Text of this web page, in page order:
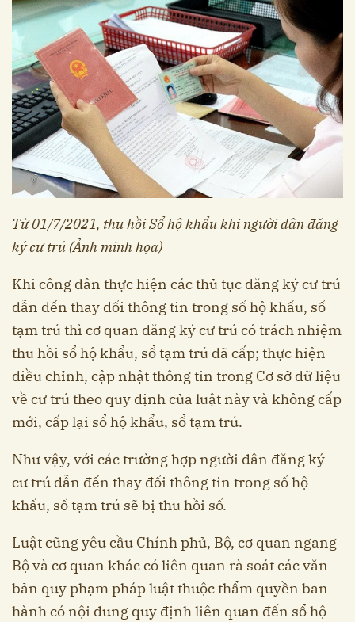
Từ 01/7/2021, thu hồi Sổ hộ khẩu khi người dân đăng
ký cư trú (Ảnh minh họa)
Khi công dân thực hiện các thủ tục đăng ký cư trú
dẫn đến thay đổi thông tin trong sổ hộ khẩu, sổ
tạm trú thì cơ quan đăng ký cư trú có trách nhiệm
thu hồi sổ hộ khẩu, sổ tạm trú đã cấp; thực hiện
điều chỉnh, cập nhật thông tin trong Cơ sở dữ liệu
về cư trú theo quy định của luật này và không cấp
mới, cấp lại sổ hộ khẩu, sổ tạm trú.
Như vậy, với các trường hợp người dân đăng ký
cư trú dẫn đến thay đổi thông tin trong sổ hộ
khẩu, sổ tạm trú sẽ bị thu hồi sổ.
Luật cũng yêu cầu Chính phủ, Bộ, cơ quan ngang
Bộ và cơ quan khác có liên quan rà soát các văn
bản quy phạm pháp luật thuộc thẩm quyền ban
hành có nội dung quy định liên quan đến sổ hộ